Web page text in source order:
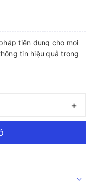
tiện dụng cho mọi
tin hiệu quả trong
+